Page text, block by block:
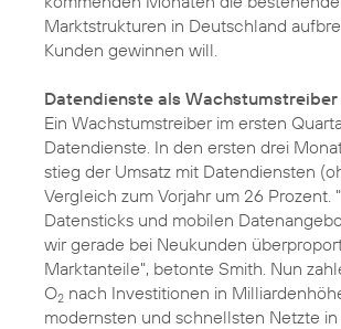
Marktstrukturen in Deutschland
Kunden gewinnen will.
Datendienste als Wachstumstreiber
Ein Wachstumstreiber im ersten
Datendienste. In den ersten drei
stieg der Umsatz mit Datendiensten
Vergleich zum Vorjahr um 26 Prozent.
Datensticks und mobilen
wir gerade bei Neukunden
Marktanteile", betonte Smith. Nun
O2 nach Investitionen in
modernsten und schnellsten Netzte